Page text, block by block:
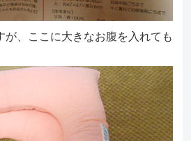
が、ここに大きなお腹を入れても